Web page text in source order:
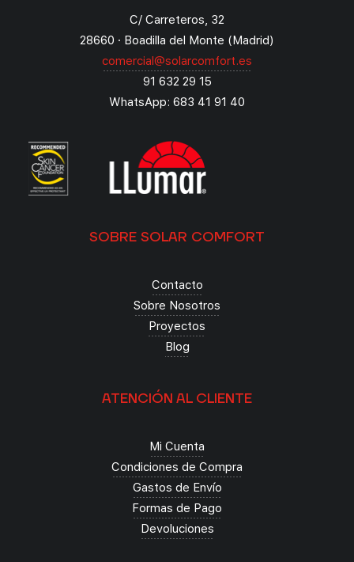
C/ Carreteros, 32
28660 · Boadilla del Monte (Madrid)
comercial@solarcomfort.es
91 632 29 15
WhatsApp: 683 41 91 40
SOBRE SOLAR COMFORT
Contacto
Sobre Nosotros
Proyectos
Blog
ATENCIÓN AL CLIENTE
Mi Cuenta
Condiciones de Compra
Gastos de Envío
Formas de Pago
Devoluciones